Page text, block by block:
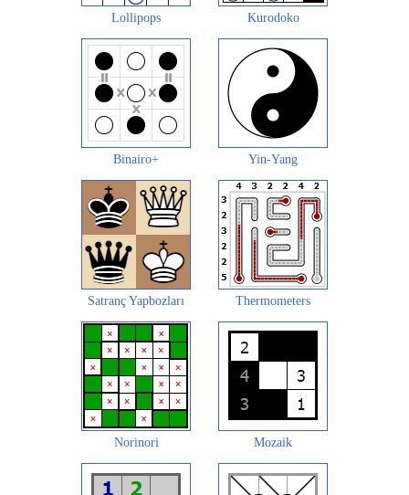
Lollipops Kurodoko
Binairo+ Yin-Yang
Satranç Yapbozları Thermometers
Norinori Mozaik